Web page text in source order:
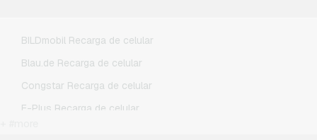
BILDmobil Recarga de celular
Blau.de Recarga de celular
Congstar Recarga de celular
E-Plus Recarga de celular